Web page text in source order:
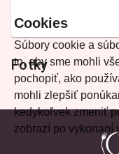
Fotky
Cookies
Súbory cookie a
to, aby sme mohli
pochopiť, ako
mohli zlepšiť
kedykoľvek zmeniť
zobrazí po vykonaní